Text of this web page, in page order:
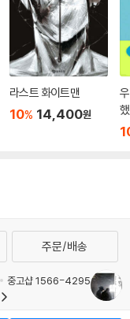
라스트 화이트맨
10% 14,400원
주문/배송
중고샵 1566-4295